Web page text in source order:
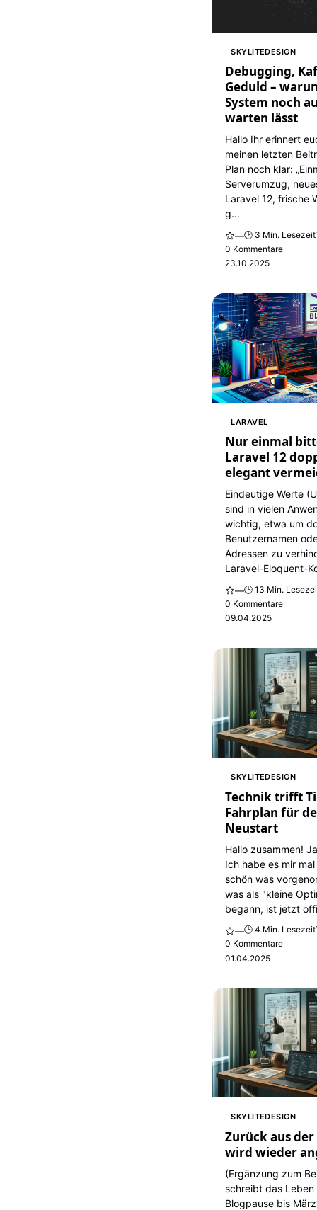
SKYLITEDESIGN
Debugging,
Geduld –
System noch
warten lässt
Hallo Ihr erinnert
meinen letzten
Plan noch klar:
Serverumzug,
Laravel 12, frische
g...
—🕒 3 Min. Lesezeit
0 Kommentare
23.10.2025
LARAVEL
Nur einmal
Laravel 12
elegant
Eindeutige Werte
sind in vielen
wichtig, etwa um
Benutzernamen
Adressen zu
Laravel-Eloquent-
—🕒 13 Min.
0 Kommentare
09.04.2025
SKYLITEDESIGN
Technik trifft
Fahrplan für
Neustart
Hallo zusammen!
Ich habe es mir
schön was
was als "kleine
begann, ist jetzt
—🕒 4 Min. Lesezeit
0 Kommentare
01.04.2025
SKYLITEDESIGN
Zurück aus der
wird wieder
(Ergänzung zum
schreibt das Leben
Blogpause bis